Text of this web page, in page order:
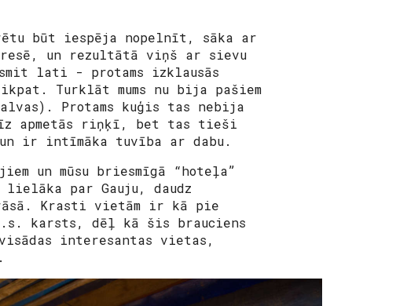
būt iespēja nopelnīt, sāka ar
un rezultātā viņš ar sievu
lati - protams izklausās
Turklāt mums nu bija pašiem
Protams kuģis tas nebija
apmetās riņķī, bet tas tieši
ir intīmāka tuvība ar dabu.
un mūsu briesmīgā “hoteļa”
lielāka par Gauju, daudz
Krasti vietām ir kā pie
karsts, dēļ kā šis brauciens
interesantas vietas,